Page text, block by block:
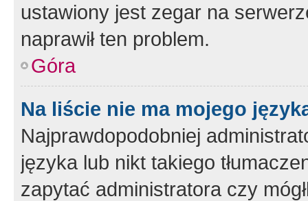
ustawiony jest zegar na
naprawił ten problem.
Góra
Na liście nie ma mojego
Najprawdopodobniej
języka lub nikt takiego
zapytać administratora czy